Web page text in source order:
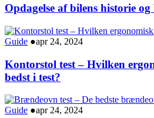
Opdagelse af bilens historie
Guide ●apr 24, 2024
Kontorstol test – Hvilken
bedst i test?
Guide ●apr 24, 2024